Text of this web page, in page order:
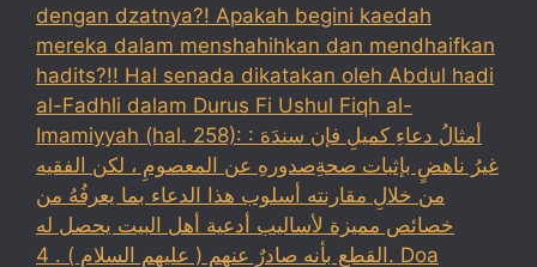
dengan dzatnya?! Apakah begini kaedah
mereka dalam menshahihkan dan mendhaifkan
hadits?!! Hal senada dikatakan oleh Abdul hadi
al-Fadhli dalam Durus Fi Ushul Fiqh al-
Imamiyyah (hal. 258): : أمثالُ دعاءِ كميلِ فإن سندَهَ
غيرُ ناهضٍ بإثبات صحةِصدورهِ عن المعصومِ ، لكن الفقيه
من خلالِ مقارنته أسلوب هذا الدعاء بما يعرفُهُ من
خصائص مميزة لأساليب أدعية أهل البيت يحصل له
القطع بأنه صادرٌ عنهم ( عليهم السلام ) . 4. Doa